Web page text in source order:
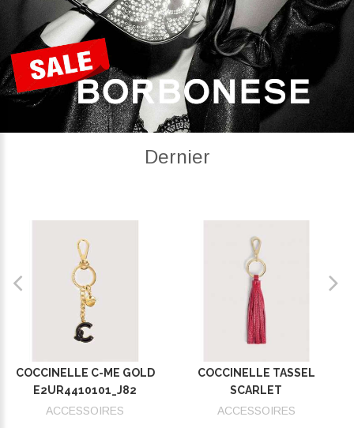
Dernier
COCCINELLE C-ME GOLD
E2UR4410101_J82
ACCESSOIRES
COCCINELLE TASSEL
SCARLET
E2MU0410101_R02
ACCESSOIRES